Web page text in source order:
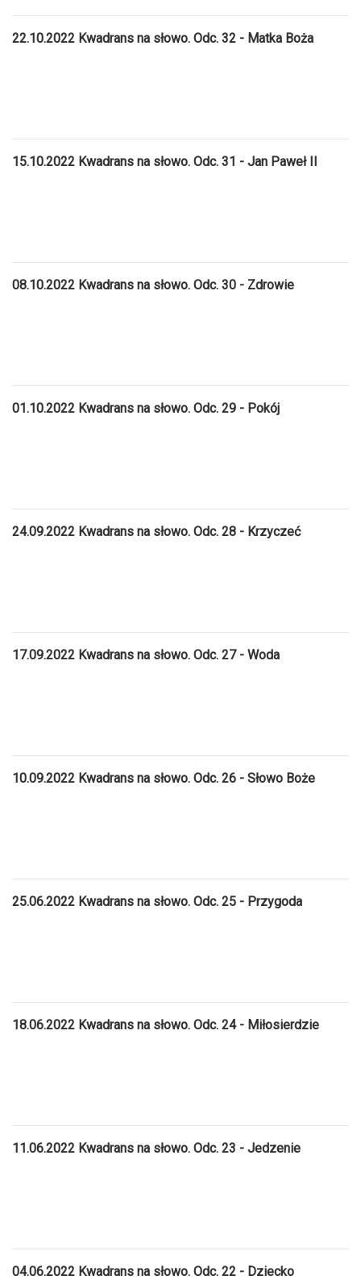
22.10.2022 Kwadrans na słowo. Odc. 32 - Matka Boża
15.10.2022 Kwadrans na słowo. Odc. 31 - Jan Paweł II
08.10.2022 Kwadrans na słowo. Odc. 30 - Zdrowie
01.10.2022 Kwadrans na słowo. Odc. 29 - Pokój
24.09.2022 Kwadrans na słowo. Odc. 28 - Krzyczeć
17.09.2022 Kwadrans na słowo. Odc. 27 - Woda
10.09.2022 Kwadrans na słowo. Odc. 26 - Słowo Boże
25.06.2022 Kwadrans na słowo. Odc. 25 - Przygoda
18.06.2022 Kwadrans na słowo. Odc. 24 - Miłosierdzie
11.06.2022 Kwadrans na słowo. Odc. 23 - Jedzenie
04.06.2022 Kwadrans na słowo. Odc. 22 - Dziecko